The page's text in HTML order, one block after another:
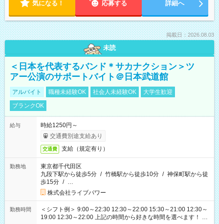
気になる！ 応募する 詳細へ
掲載日：2026.08.03
未読
＜日本を代表するバンド＊サカナクション＞ツ
アー公演のサポートバイト＠日本武道館
アルバイト 職種未経験OK 社会人未経験OK
大学生歓迎
ブランクOK
給与
時給1250円～
交通費別途支給あり
交通費 支給（規定有り）
勤務地
東京都千代田区
九段下駅から徒歩5分 / 竹橋駅から徒歩10分 / 神保町駅から徒
歩15分 / …
株式会社ライブパワー
勤務時間
＜シフト例＞ 9:00～22:30 12:30～22:00 15:30～21:00 12:30～
19:00 12:30～22:00 上記の時間から好きな時間を選べます！ ※